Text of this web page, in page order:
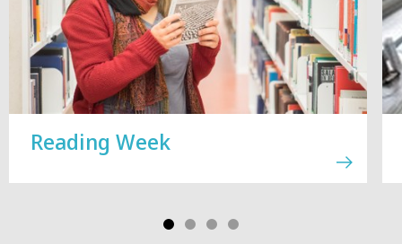
Reading Week